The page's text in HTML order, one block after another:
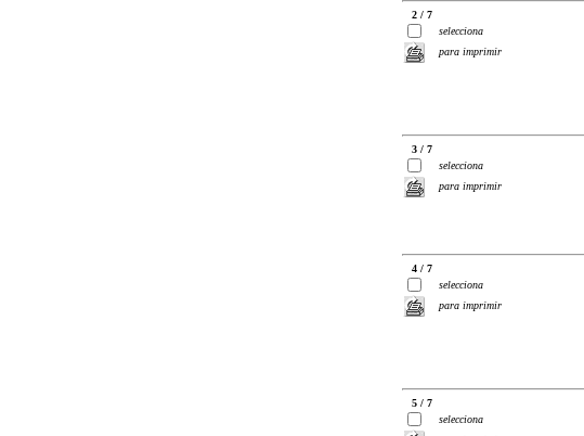
2 / 7
selecciona
para imprimir
3 / 7
selecciona
para imprimir
4 / 7
selecciona
para imprimir
5 / 7
selecciona